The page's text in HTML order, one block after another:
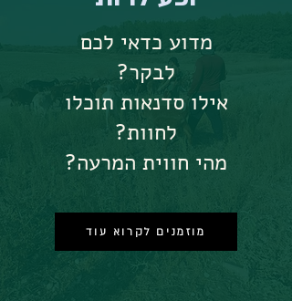
מדוע כדאי לכם
לבקר?
אילו סדנאות תוכלו
לחוות?
מהי חווית המרעה?
מוזמנים לקרוא עוד